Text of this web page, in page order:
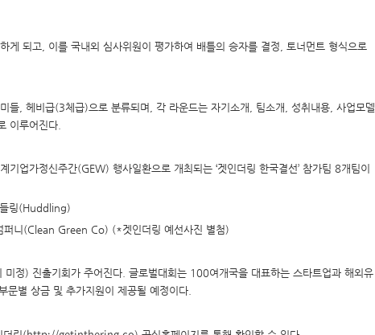
되고, 이를 국내외 심사위원이 평가하여 배틀의 승자를 결정, 토너먼트 형식으로
, 헤비급(3체급)으로 분류되며, 각 라운드는 자기소개, 팀소개, 성취내용, 사업모델
이루어진다.
업가정신주간(GEW) 행사일환으로 개최되는 ‘겟인더링 한국결선’ 참가팀 8개팀이
링(Huddling)
니(Clean Green Co) (*겟인더링 예선사진 별첨)
정) 진출기회가 주어진다. 글로벌대회는 100여개국을 대표하는 스타트업과 해외유
별 상금 및 추가지원이 제공될 예정이다.